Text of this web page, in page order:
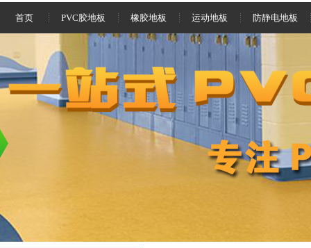
首页 PVC胶地板 橡胶地板 运动地板 防静电地板